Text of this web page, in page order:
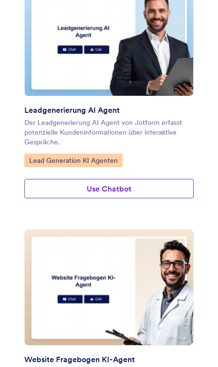
Leadgenerierung AI Agent
Der Leadgenerierung AI Agent von Jotform erfasst
potenzielle Kundeninformationen über interaktive
Gespräche.
Zur Kategorie:
Lead Generation KI Agenten
Use Chatbot
Website Fragebogen KI-Agent